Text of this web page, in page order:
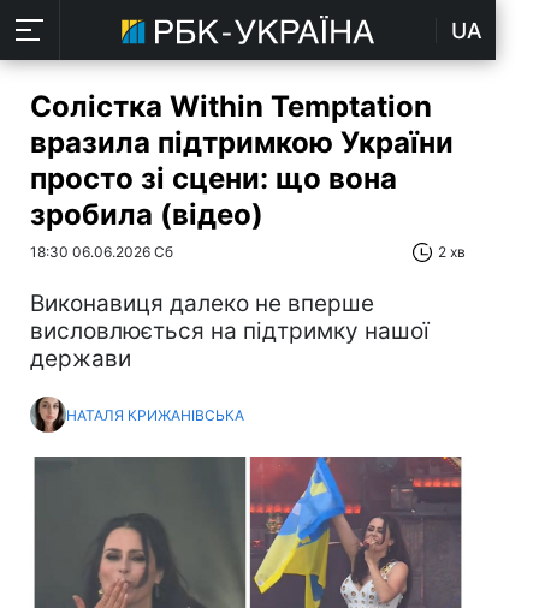
UA
Солістка Within Temptation
вразила підтримкою України
просто зі сцени: що вона
зробила (відео)
18:30 06.06.2026 Сб 2 хв
Виконавиця далеко не вперше
висловлюється на підтримку нашої
держави
НАТАЛЯ КРИЖАНІВСЬКА